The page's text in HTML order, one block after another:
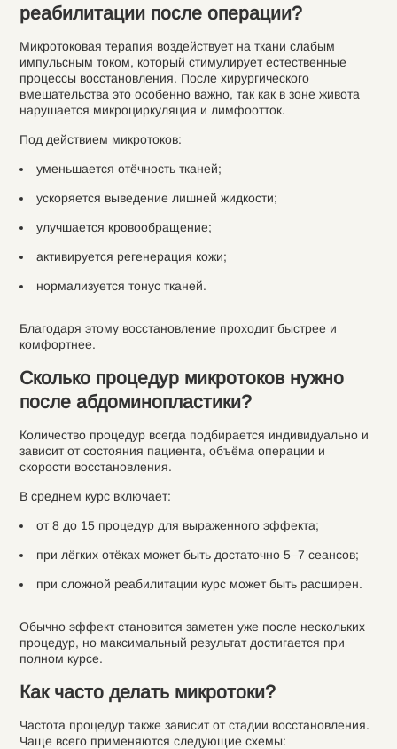
реабилитации после операции?
Микротоковая терапия воздействует на ткани слабым
импульсным током, который стимулирует естественные
процессы восстановления. После хирургического
вмешательства это особенно важно, так как в зоне живота
нарушается микроциркуляция и лимфоотток.
Под действием микротоков:
уменьшается отёчность тканей;
ускоряется выведение лишней жидкости;
улучшается кровообращение;
активируется регенерация кожи;
нормализуется тонус тканей.
Благодаря этому восстановление проходит быстрее и
комфортнее.
Сколько процедур микротоков нужно
после абдоминопластики?
Количество процедур всегда подбирается индивидуально и
зависит от состояния пациента, объёма операции и
скорости восстановления.
В среднем курс включает:
от 8 до 15 процедур для выраженного эффекта;
при лёгких отёках может быть достаточно 5–7 сеансов;
при сложной реабилитации курс может быть расширен.
Обычно эффект становится заметен уже после нескольких
процедур, но максимальный результат достигается при
полном курсе.
Как часто делать микротоки?
Частота процедур также зависит от стадии восстановления.
Чаще всего применяются следующие схемы: